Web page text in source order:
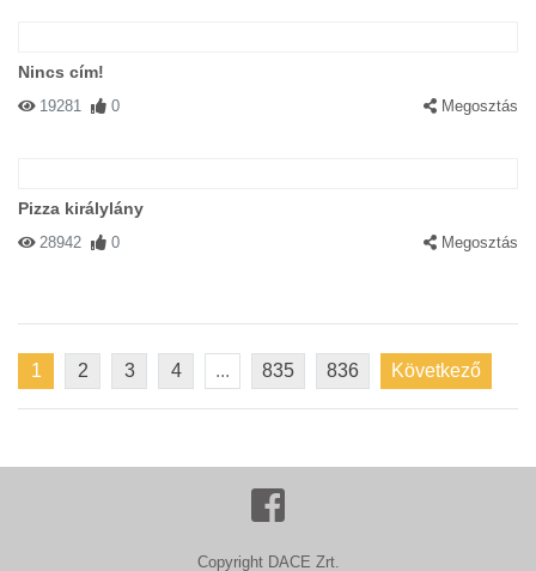
Nincs cím!
19281 0 Megosztás
Pizza királylány
28942 0 Megosztás
1 2 3 4 ... 835 836 Következő
Copyright DACE Zrt.